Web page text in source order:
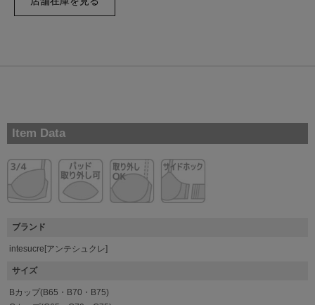
Item Data
ブランド
intesucre[アンテシュクレ]
サイズ
Bカップ(B65・B70・B75)